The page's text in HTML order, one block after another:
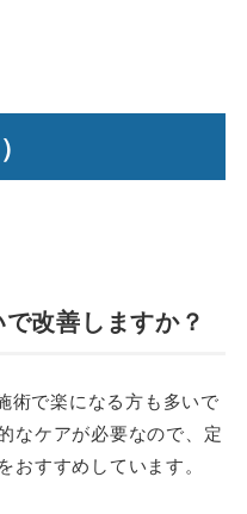
改善しますか？
術で楽になる方も多いで
なケアが必要なので、定
すすめしています。